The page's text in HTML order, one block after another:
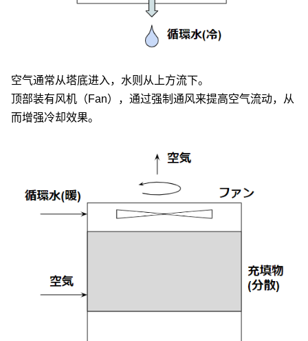
空气通常从塔底进入，水则从上方流下。
顶部装有风机（Fan），通过强制通风来提高空气流动，从
而增强冷却效果。